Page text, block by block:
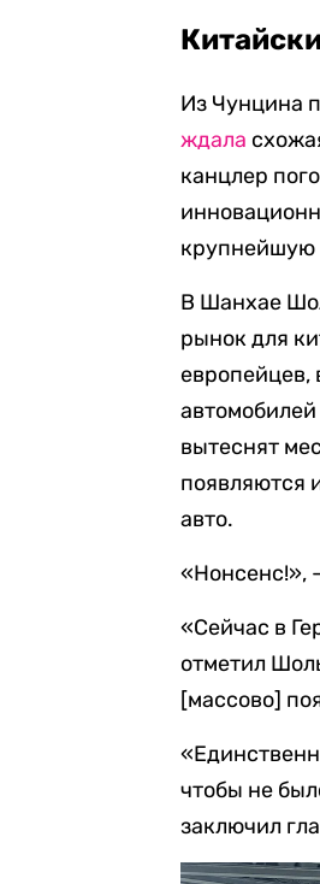
Из Чунцина
ждала
канцлер
крупнейшую
В Шанхае
рынок для
европейцев,
вытеснят
появляются
авто.
«Нонсенс!»,
«Сейчас в
отметил
[массово]
чтобы не
заключил